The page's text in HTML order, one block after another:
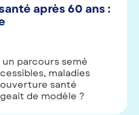
après 60 ans :
parcours semé
maladies
santé
de modèle ?